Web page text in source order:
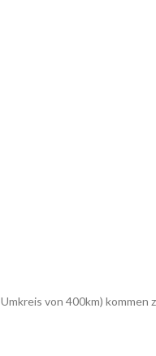
von 400km) kommen